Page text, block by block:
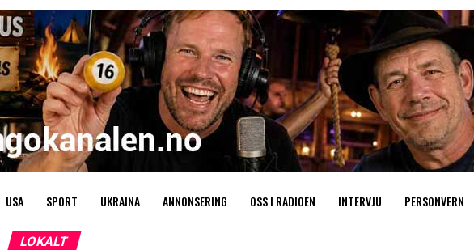
USA SPORT UKRAINA ANNONSERING OSS I RADIOEN INTERVJU PERSONVERN
LOKALT